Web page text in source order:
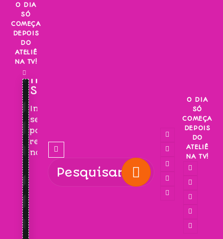
Skip
content
O DIA
SÓ
COMEÇA
DEPOIS
DO
ATELIÊ
NA TV!
INSCREVA-
SE!
Inscreva-
se
para
receber
novidades!
O DIA
SÓ
COMEÇA
DEPOIS
DO
ATELIÊ
NA TV!